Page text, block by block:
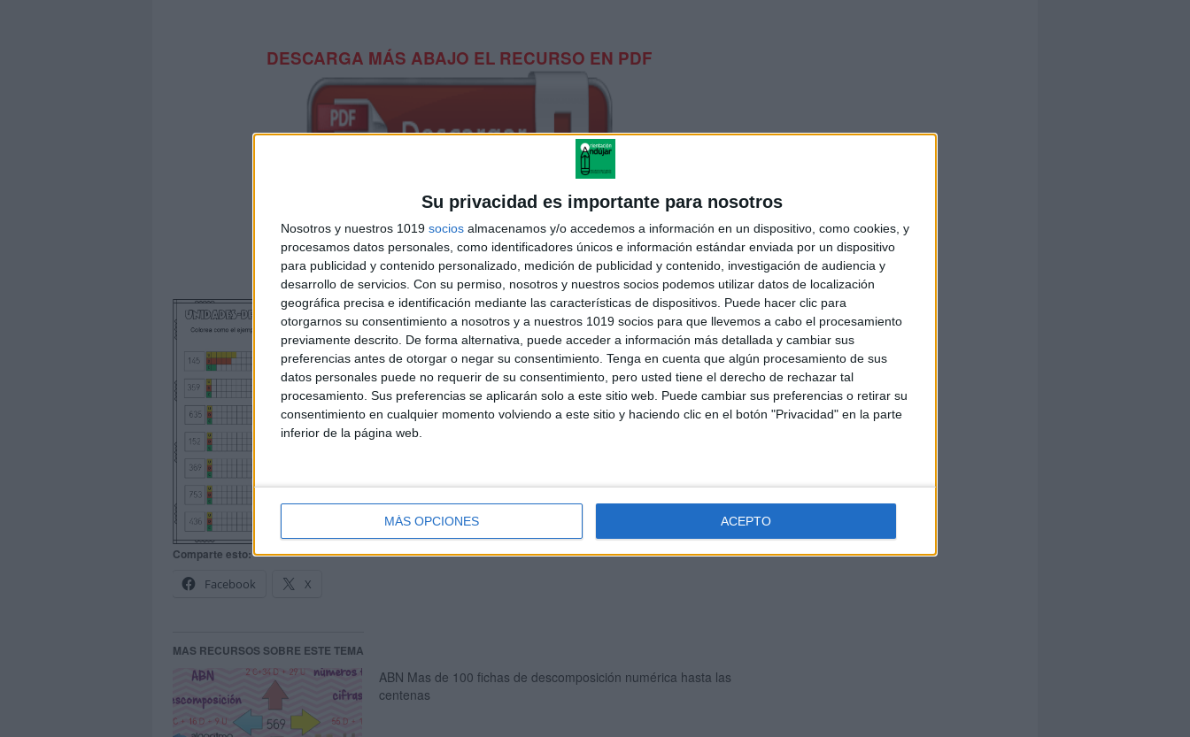
Su privacidad es importante para nosotros
Nosotros y nuestros 1019 socios almacenamos y/o accedemos a información en un dispositivo, como cookies, y
procesamos datos personales, como identificadores únicos e información estándar enviada por un dispositivo
para publicidad y contenido personalizado, medición de publicidad y contenido, investigación de audiencia y
desarrollo de servicios. Con su permiso, nosotros y nuestros socios podemos utilizar datos de localización
geográfica precisa e identificación mediante las características de dispositivos. Puede hacer clic para
otorgarnos su consentimiento a nosotros y a nuestros 1019 socios para que llevemos a cabo el procesamiento
previamente descrito. De forma alternativa, puede acceder a información más detallada y cambiar sus
preferencias antes de otorgar o negar su consentimiento. Tenga en cuenta que algún procesamiento de sus
datos personales puede no requerir de su consentimiento, pero usted tiene el derecho de rechazar tal
procesamiento. Sus preferencias se aplicarán solo a este sitio web. Puede cambiar sus preferencias o retirar su
consentimiento en cualquier momento volviendo a este sitio y haciendo clic en el botón "Privacidad" en la parte
inferior de la página web.
MÁS OPCIONES ACEPTO
DESCARGA MÁS ABAJO EL RECURSO EN PDF
Descomposicion de numeros de tres cifras
Comparte esto:
Facebook
X
MAS RECURSOS SOBRE ESTE TEMA
ABN Mas de 100 fichas de descomposición numérica hasta las
centenas